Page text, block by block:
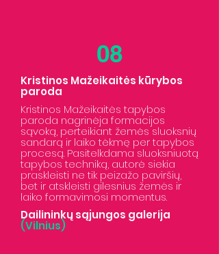
08
Kristinos Mažeikaitės kūrybos
paroda
Kristinos Mažeikaitės tapybos
paroda nagrinėja formacijos
sąvoką, perteikiant žemės sluoksnių
sandarą ir laiko tėkmę per tapybos
procesą. Pasitelkdama sluoksniuotą
tapybos techniką, autorė siekia
praskleisti ne tik peizažo paviršių,
bet ir atskleisti gilesnius žemės ir
laiko formavimosi momentus.
Dailininkų sąjungos galerija
(Vilnius)